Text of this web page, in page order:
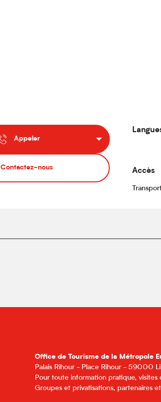
Appeler
Contactez-nous Accès
Accès
Office de Tourisme de la Métropole
Palais Rihour - Place Rihour - 59000
Pour toute information pratique,
Groupes et privatisations, partenaires